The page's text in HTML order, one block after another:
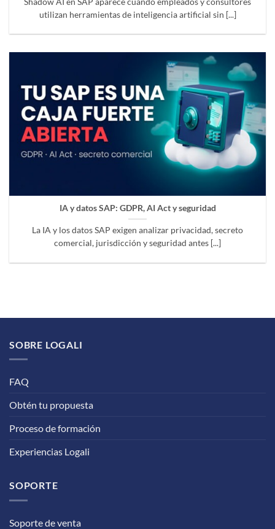
utilizan herramientas de inteligencia artificial sin [...]
IA y datos SAP: GDPR, AI Act y seguridad
La IA y los datos SAP exigen analizar privacidad, secreto
comercial, jurisdicción y seguridad antes [...]
SOBRE LOGALI
FAQ
Obtén tu propuesta
Proceso de formación
Experiencias Logali
SOPORTE
Soporte de venta